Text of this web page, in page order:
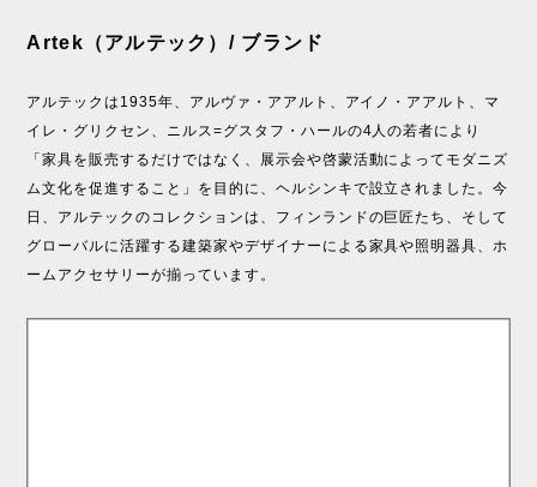
Artek（アルテック）/ ブランド
アルテックは1935年、アルヴァ・アアルト、アイノ・アアルト、マ
イレ・グリクセン、ニルス=グスタフ・ハールの4人の若者により
「家具を販売するだけではなく、展示会や啓蒙活動によってモダニズ
ム文化を促進すること」を目的に、ヘルシンキで設立されました。今
日、アルテックのコレクションは、フィンランドの巨匠たち、そして
グローバルに活躍する建築家やデザイナーによる家具や照明器具、ホ
ームアクセサリーが揃っています。